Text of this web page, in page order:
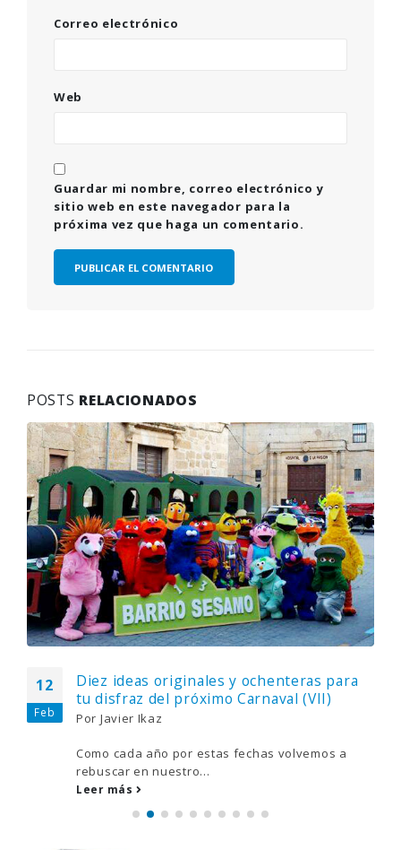
Correo electrónico
Web
Guardar mi nombre, correo electrónico y
sitio web en este navegador para la
próxima vez que haga un comentario.
POSTS RELACIONADOS
12
Feb
Diez ideas originales y ochenteras para
tu disfraz del próximo Carnaval (VII)
Por Javier Ikaz
Como cada año por estas fechas volvemos a
rebuscar en nuestro...
Leer más